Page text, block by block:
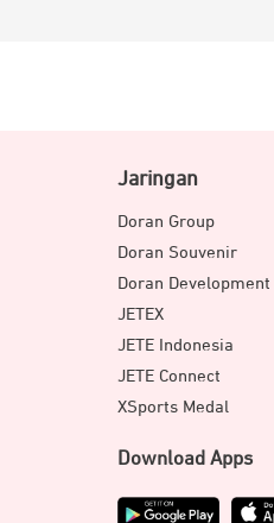
Jaringan
Doran Group
Doran Souvenir
Doran Development
JETEX
JETE Indonesia
JETE Connect
XSports Medal
Download Apps